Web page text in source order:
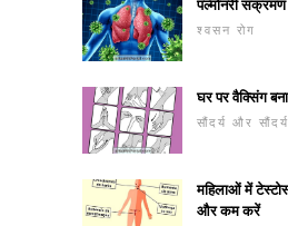
पल्मोनरी संक्रमण
श्वसन रोग
घर पर वैक्सिंग
सौंदर्य और
महिलाओं में
और कम करें